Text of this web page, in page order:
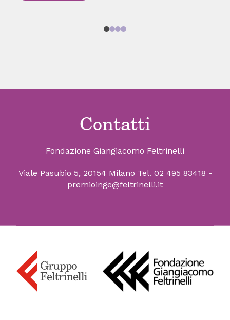
Contatti
Fondazione Giangiacomo Feltrinelli
Viale Pasubio 5, 20154 Milano Tel. 02 495 83418 -
premioinge@feltrinelli.it